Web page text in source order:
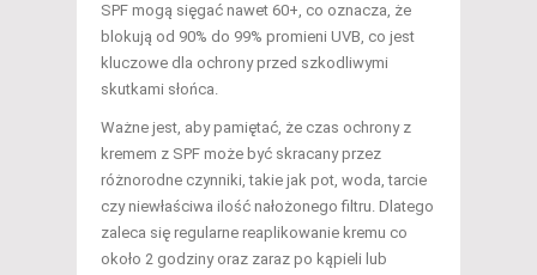
SPF mogą sięgać nawet 60+, co oznacza, że
blokują od 90% do 99% promieni UVB, co jest
kluczowe dla ochrony przed szkodliwymi
skutkami słońca.
Ważne jest, aby pamiętać, że czas ochrony z
kremem z SPF może być skracany przez
różnorodne czynniki, takie jak pot, woda, tarcie
czy niewłaściwa ilość nałożonego filtru. Dlatego
zaleca się regularne reaplikowanie kremu co
około 2 godziny oraz zaraz po kąpieli lub